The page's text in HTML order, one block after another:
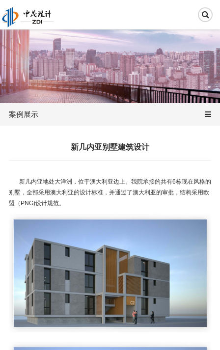
案例展示
新几内亚别墅建筑设计
新几内亚地处大洋洲，位于澳大利亚边上。我院承接的共有6栋现在风格的
别墅，全部采用澳大利亚的设计标准，并通过了澳大利亚的审批，结构采用欧
盟（PNG)设计规范。